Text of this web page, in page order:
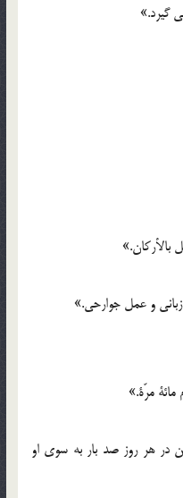
گیرد.»
بالأرکان.»
و عمل جوارحی.»
مائة مرّة.»
در هر روز صد بار به سوی او